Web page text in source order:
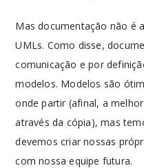
Mas documentação não é
UMLs. Como disse,
comunicação e por
modelos. Modelos são
onde partir (afinal, a
através da cópia), mas
devemos criar nossas
com nossa equipe futura.